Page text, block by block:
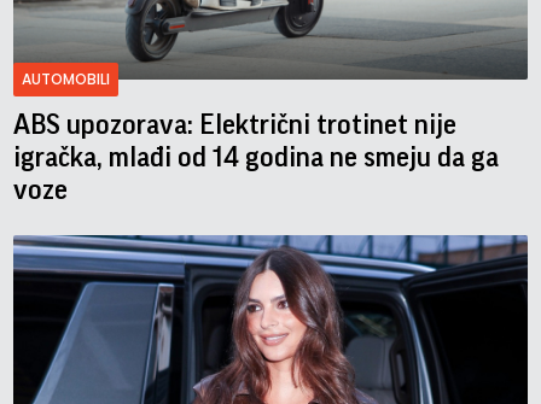
AUTOMOBILI
ABS upozorava: Električni trotinet nije
igračka, mlađi od 14 godina ne smeju da ga
voze